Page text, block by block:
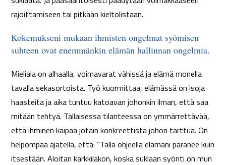
rajoittamiseen tai pitkään kieltolistaan.
Kokemukseni mukaan ihmisten ongelmat syömisen
suhteen ovat enemmänkin elämän hallinnan ongelmia.
Mieliala on alhaalla, voimavarat vähissä ja elämä monella
tavalla sekasortoista. Työ kuormittaa, elämässä on isoja
haasteita ja aika tuntuu katoavan johonkin ilman, että saa
mitään tehtyä. Tällaisessa tilanteessa on ymmärrettävää,
että ihminen kaipaa jotain konkreettista johon tarttua. On
helpompaa ajatella, että: ”Tällä ohjeella elämäni paranee kuin
itsestään. Aloitan karkkilakon, koska suklaan syönti on mun